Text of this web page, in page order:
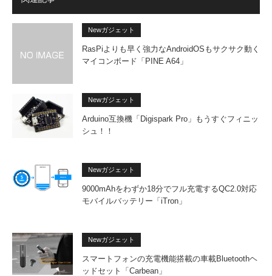
Newガジェット
RasPiよりも早く強力なAndroidOSもサクサク動く
マイコンボード「PINE A64」
Newガジェット
Arduino互換機「Digispark Pro」もうすぐフィニッ
シュ！！
Newガジェット
9000mAhをわずか18分でフル充電するQC2.0対応
モバイルバッテリー「iTron」
Newガジェット
スマートフォンの充電機能搭載の車載Bluetoothヘ
ッドセット「Carbean」